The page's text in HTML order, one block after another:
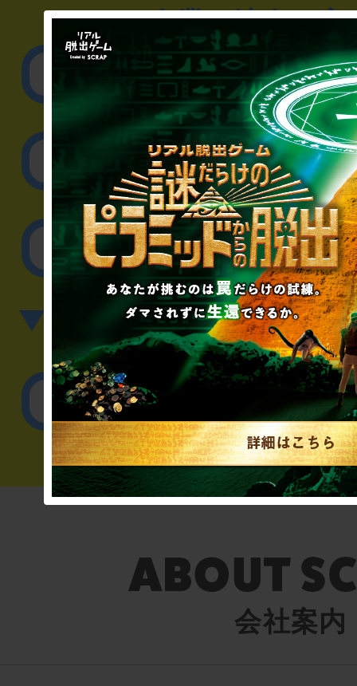
▼企業／法人の方
リアル脱出ゲーム制作
取材に関するお
その他のご相談／
▼英語、中国語でのお問
English／
会社案内